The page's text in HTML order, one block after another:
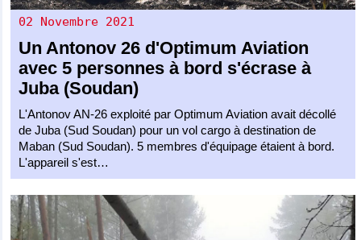
02 Novembre 2021
UnAntonov 26 d'Optimum Aviation
avec 5 personnes à bord s'écrase à
Juba (Soudan)
L'Antonov AN-26 exploité par Optimum Aviation avait décollé
de Juba (Sud Soudan) pour un vol cargo à destination de
Maban (Sud Soudan). 5 membres d'équipage étaient à bord.
L'appareil s'est…